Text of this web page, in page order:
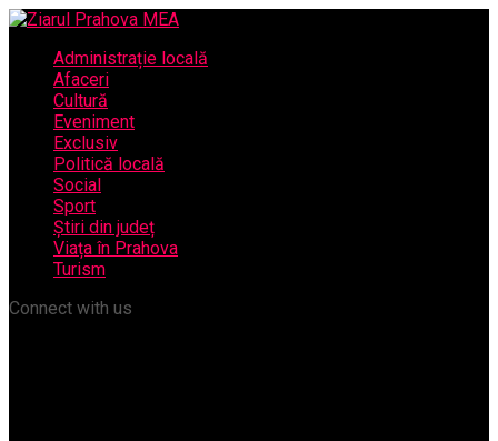
Administrație locală
Afaceri
Cultură
Eveniment
Exclusiv
Politică locală
Social
Sport
Știri din județ
Viața în Prahova
Turism
Connect with us